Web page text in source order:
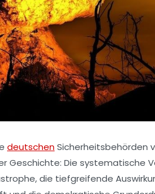
deutschenSicherheitsbehörden
Geschichte: Die systematische
die tiefgreifende